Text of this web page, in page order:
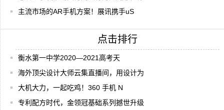
主流市场的AR手机方案！展讯携手uS
点击排行
衡水第一中学2020—2021高考天
海外顶尖设计大师云集直播间，用设计为
大机大力，一起吃鸡！360 手机 N
专利配方时代，金领冠基础系列撼世升级